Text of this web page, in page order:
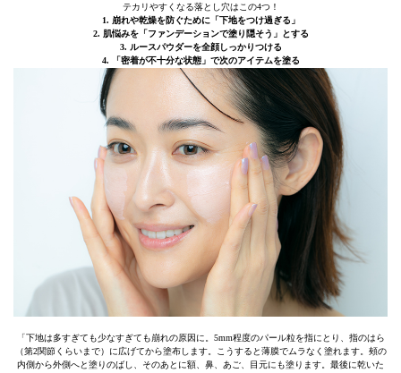
テカリやすくなる落とし穴はこの4つ！
1. 崩れや乾燥を防ぐために「下地をつけ過ぎる」
2. 肌悩みを「ファンデーションで塗り隠そう」とする
3. ルースパウダーを全顔しっかりつける
4. 「密着が不十分な状態」で次のアイテムを塗る
「下地は多すぎても少なすぎても崩れの原因に。5mm程度のパール粒を指にとり、指のはら
（第2関節くらいまで）に広げてから塗布します。こうすると薄膜でムラなく塗れます。頰の
内側から外側へと塗りのばし、そのあとに額、鼻、あご、目元にも塗ります。最後に乾いた